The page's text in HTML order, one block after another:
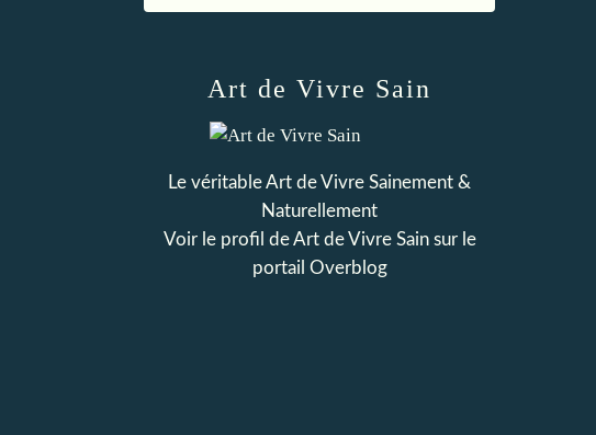
Art de Vivre Sain
Le véritable Art de Vivre Sainement &
Naturellement
Voir le profil deArt de Vivre Sainsur le
portail Overblog